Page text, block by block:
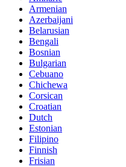
Armenian
Azerbaijani
Belarusian
Bengali
Bosnian
Bulgarian
Cebuano
Chichewa
Corsican
Croatian
Dutch
Estonian
Filipino
Finnish
Frisian